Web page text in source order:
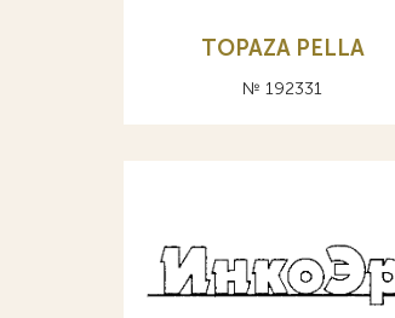
TOPAZA PELLA
№ 192331